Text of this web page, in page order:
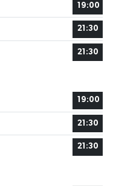
19:00
21:30
21:30
19:00
21:30
21:30